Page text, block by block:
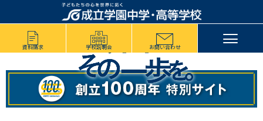
資料請求 学校説明会 お問い合わせ